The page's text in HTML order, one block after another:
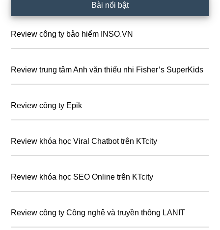
chính
Bài nổi bật
Review công ty bảo hiểm INSO.VN
Review trung tâm Anh văn thiếu nhi Fisher’s SuperKids
Review công ty Epik
Review khóa học Viral Chatbot trên KTcity
Review khóa học SEO Online trên KTcity
Review công ty Công nghệ và truyền thông LANIT